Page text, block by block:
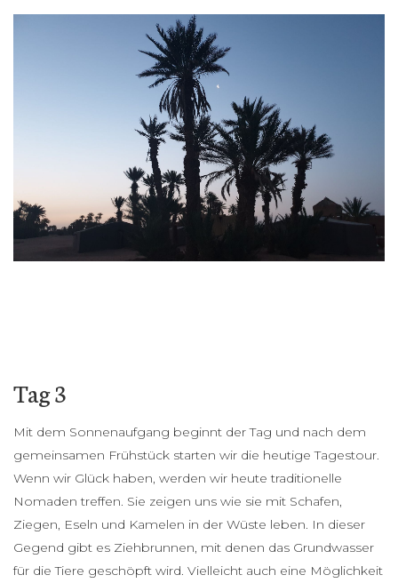
Tag 3
Mit dem Sonnenaufgang beginnt der Tag und nach dem
gemeinsamen Frühstück starten wir die heutige Tagestour.
Wenn wir Glück haben, werden wir heute traditionelle
Nomaden treffen. Sie zeigen uns wie sie mit Schafen,
Ziegen, Eseln und Kamelen in der Wüste leben. In dieser
Gegend gibt es Ziehbrunnen, mit denen das Grundwasser
für die Tiere geschöpft wird. Vielleicht auch eine Möglichkeit